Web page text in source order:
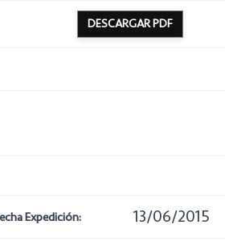
DESCARGAR PDF
Expedición: 13/06/2015